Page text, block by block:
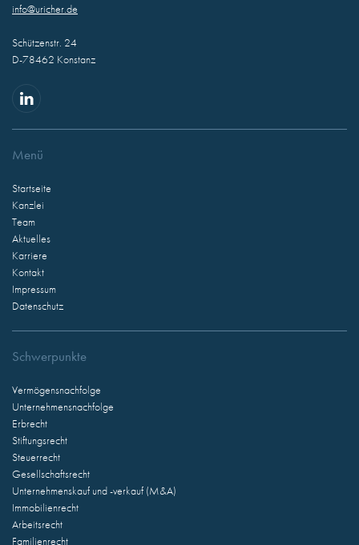
info@uricher.de
Schützenstr. 24
D-78462 Konstanz
Menü
Startseite
Kanzlei
Team
Aktuelles
Karriere
Kontakt
Impressum
Datenschutz
Schwerpunkte
Vermögensnachfolge
Unternehmensnachfolge
Erbrecht
Stiftungsrecht
Steuerrecht
Gesellschaftsrecht
Unternehmenskauf und -verkauf (M&A)
Immobilienrecht
Arbeitsrecht
Familienrecht